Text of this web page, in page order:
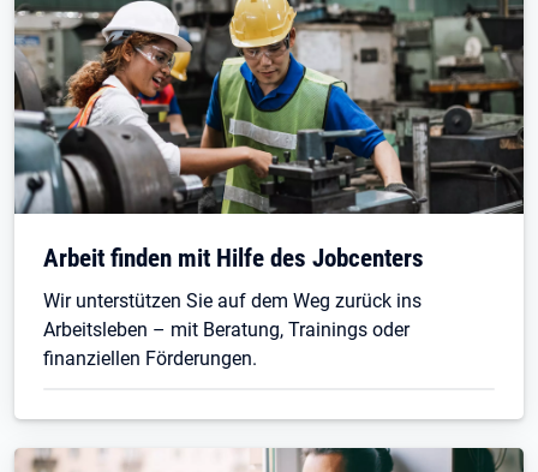
Arbeit finden mit Hilfe des Jobcenters
Wir unterstützen Sie auf dem Weg zurück ins
Arbeitsleben – mit Beratung, Trainings oder
finanziellen Förderungen.